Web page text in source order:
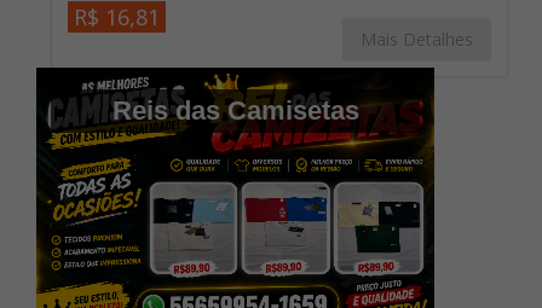
R$ 16,81
Mais Detalhes
Reis das Camisetas